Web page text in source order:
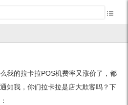
我的拉卡拉POS机费率又涨价了，都
知我，你们拉卡拉是店大欺客吗？下